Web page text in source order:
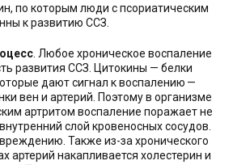
по которым люди с псориатическим
к развитию ССЗ.
. Любое хроническое воспаление
развития ССЗ. Цитокины — белки
дают сигнал к воспалению —
вен и артерий. Поэтому в организме
артритом воспаление поражает не
слой кровеносных сосудов.
Также из-за хронического
артерий накапливается холестерин и